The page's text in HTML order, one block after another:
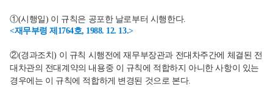
①(시행일) 이 규칙은 공포한 날로부터 시행한다.
<재무부령 제1764호, 1988. 12. 13.>
②(경과조치) 이 규칙 시행전에 재무부장관과 전대차주간에 체결된 전
대차관의 전대계약의 내용중 이 규칙에 적합하지 아니한 사항이 있는
경우에는 이 규칙에 적합하게 변경된 것으로 본다.